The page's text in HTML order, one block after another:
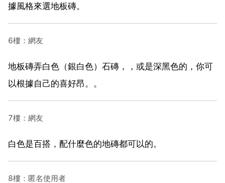
據風格來選地板磚。
6樓：網友
地板磚弄白色（銀白色）石磚，，或是深黑色的，你可
以根據自己的喜好昂。。
7樓：網友
白色是百搭，配什麼色的地磚都可以的。
8樓：匿名使用者